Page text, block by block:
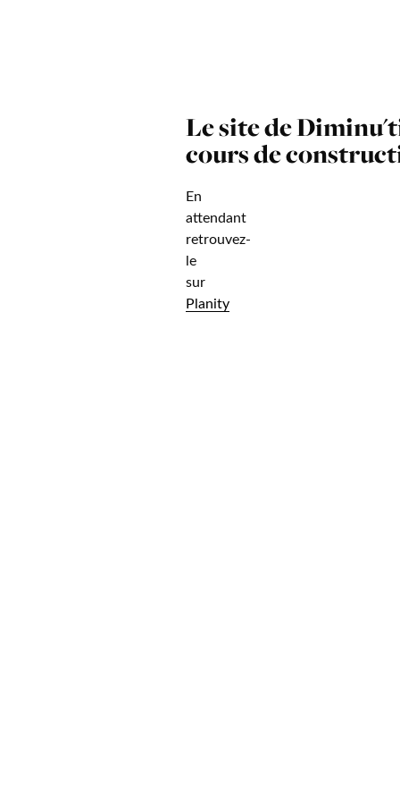
Le site de
cours de
En
attendant
retrouvez-
le
sur
Planity